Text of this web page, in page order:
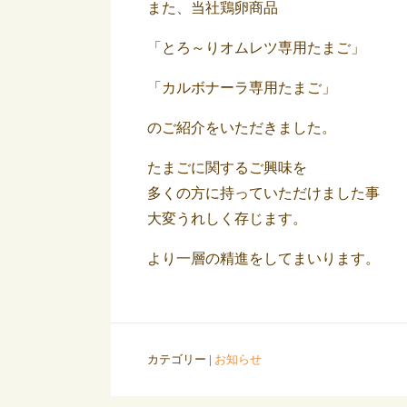
また、当社鶏卵商品
「とろ～りオムレツ専用たまご」
「カルボナーラ専用たまご」
のご紹介をいただきました。
たまごに関するご興味を
多くの方に持っていただけました事
大変うれしく存じます。
より一層の精進をしてまいります。
カテゴリー | お知らせ